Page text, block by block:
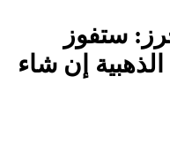
ستفوز
إن شاء